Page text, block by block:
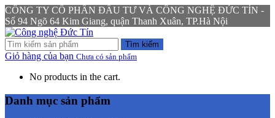
CÔNG TY CỔ PHẦN ĐẦU TƯ VÀ CÔNG NGHỆ ĐỨC TÍN -
Số 94 Ngõ 64 Kim Giang, quận Thanh Xuân, TP.Hà Nội
Tìm kiếm
Giỏ hàng của bạn Chưa có sản phẩm
No products in the cart.
Danh mục sản phẩm